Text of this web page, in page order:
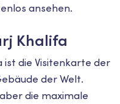
ansehen.
Khalifa
ist die Visitenkarte der
der Welt.
die maximale